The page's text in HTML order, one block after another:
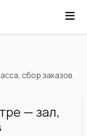
сбор заказов
— зал,